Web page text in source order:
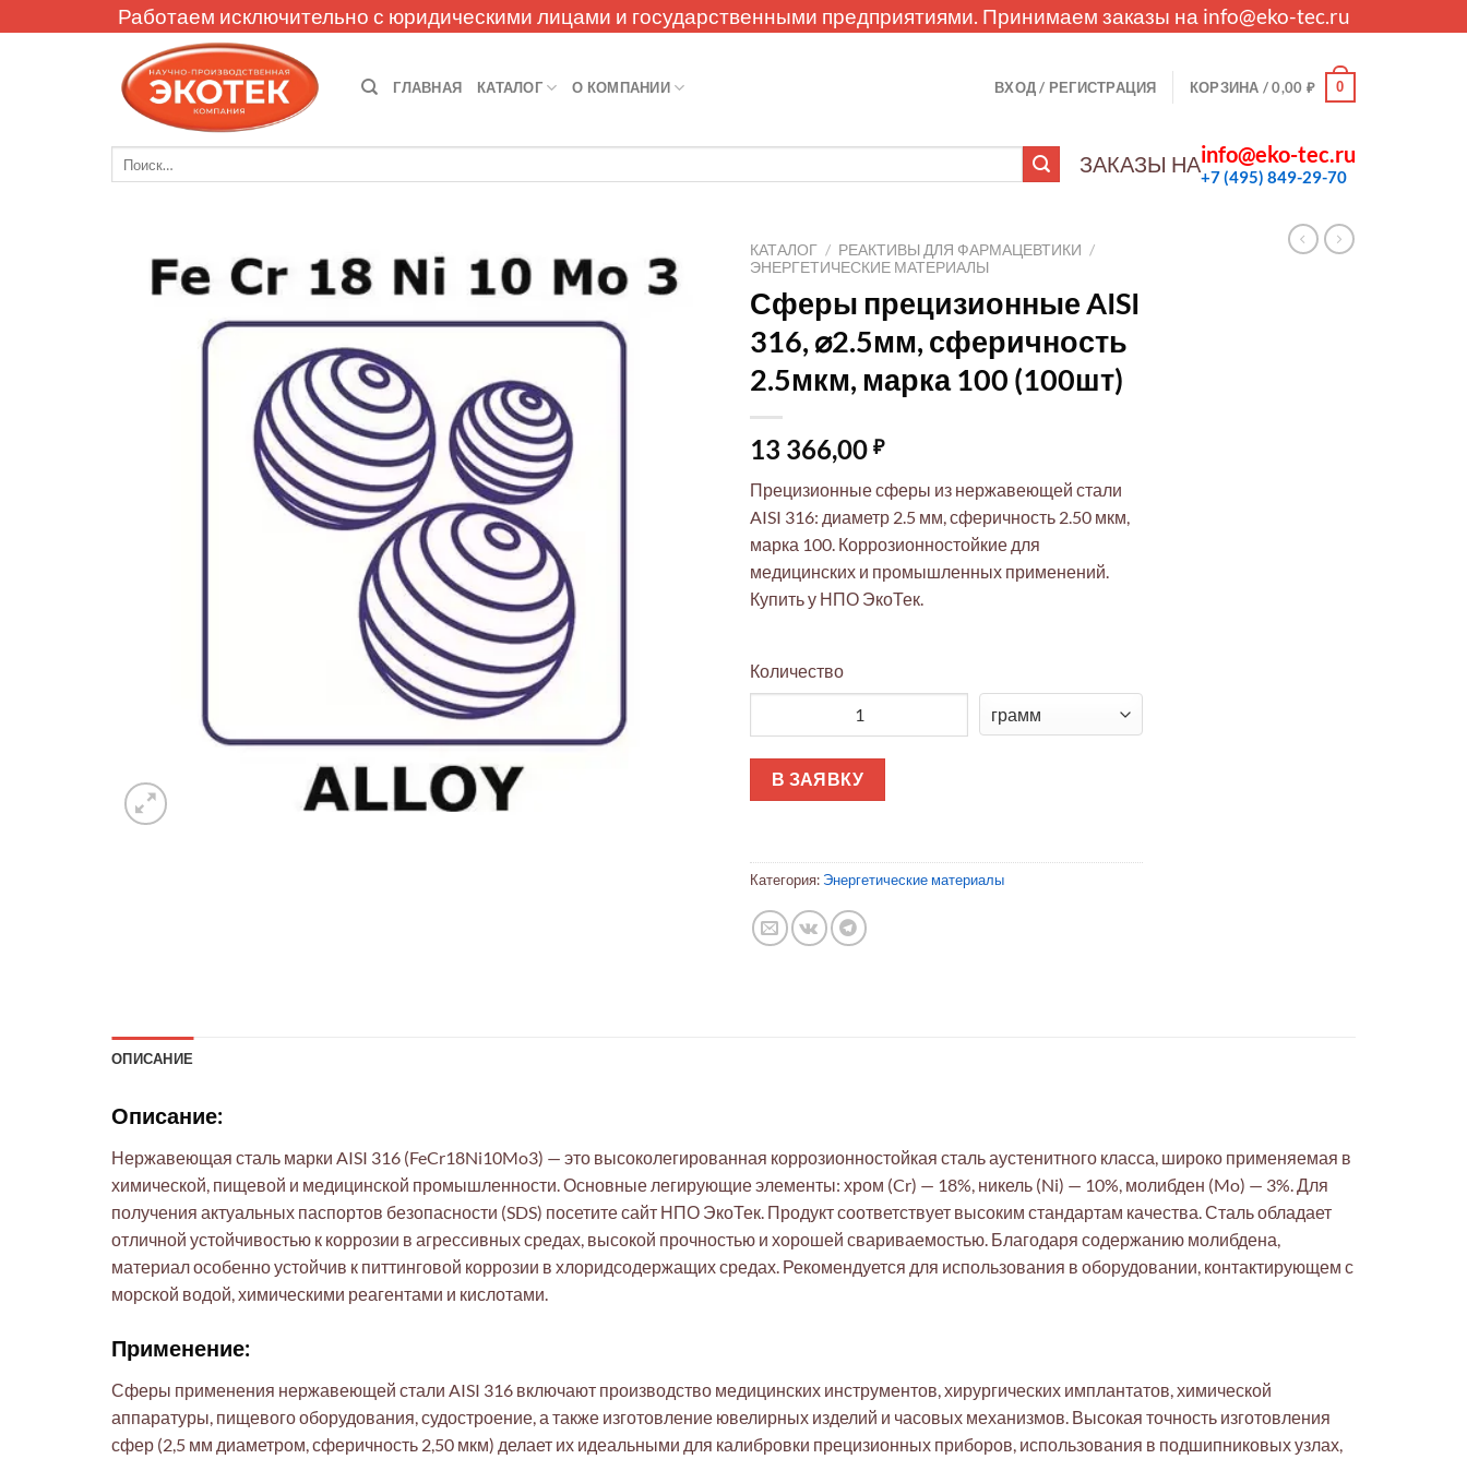
to
Работаем исключительно с юридическими лицами и государственными предприятиями. Принимаем заказы на info@eko-tec.ru
ГЛАВНАЯ КАТАЛОГ О КОМПАНИИ ВХОД / РЕГИСТРАЦИЯ КОРЗИНА /0,00 ₽ 0
ЗАКАЗЫ НАinfo@eko-tec.ru
+7 (495) 849-29-70
КАТАЛОГ / РЕАКТИВЫ ДЛЯ ФАРМАЦЕВТИКИ /
ЭНЕРГЕТИЧЕСКИЕ МАТЕРИАЛЫ
Сферы прецизионные AISI
316, ⌀2.5мм, сферичность
2.5мкм, марка 100 (100шт)
13 366,00 ₽
Прецизионные сферы из нержавеющей стали
AISI 316: диаметр 2.5 мм, сферичность 2.50 мкм,
марка 100. Коррозионностойкие для
медицинских и промышленных применений.
Купить у НПО ЭкоТек.
Количество
В ЗАЯВКУ
Категория: Энергетические материалы
ОПИСАНИЕ
Описание:
Нержавеющая сталь марки AISI 316 (FeCr18Ni10Mo3) — это высоколегированная коррозионностойкая сталь аустенитного класса, широко применяемая в
химической, пищевой и медицинской промышленности. Основные легирующие элементы: хром (Cr) — 18%, никель (Ni) — 10%, молибден (Mo) — 3%. Для
получения актуальных паспортов безопасности (SDS) посетите сайт НПО ЭкоТек. Продукт соответствует высоким стандартам качества. Сталь обладает
отличной устойчивостью к коррозии в агрессивных средах, высокой прочностью и хорошей свариваемостью. Благодаря содержанию молибдена,
материал особенно устойчив к питтинговой коррозии в хлоридсодержащих средах. Рекомендуется для использования в оборудовании, контактирующем с
морской водой, химическими реагентами и кислотами.
Применение:
Сферы применения нержавеющей стали AISI 316 включают производство медицинских инструментов, хирургических имплантатов, химической
аппаратуры, пищевого оборудования, судостроение, а также изготовление ювелирных изделий и часовых механизмов. Высокая точность изготовления
сфер (2,5 мм диаметром, сферичность 2,50 мкм) делает их идеальными для калибровки прецизионных приборов, использования в подшипниковых узлах,